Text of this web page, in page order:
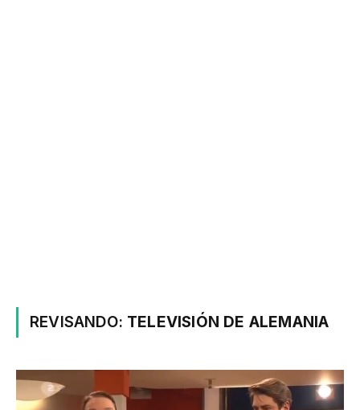
REVISANDO: TELEVISIÓN DE ALEMANIA